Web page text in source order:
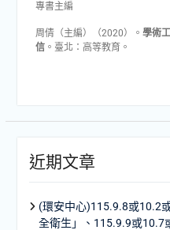
專書主編
周倩（主編）（2020）。 學術
信。臺北：高等教育。
近期文章
(環安中心)115.9.8或10.2
全衛生」、115.9.9或10.7